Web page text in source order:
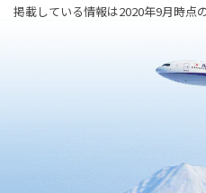
掲載している情報は2020年9月時点の